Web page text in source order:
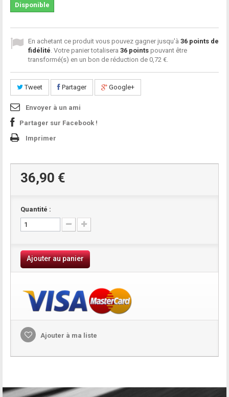
Disponible
En achetant ce produit vous pouvez gagner jusqu'à 36 points de
fidélité . Votre panier totalisera 36 points pouvant être
transformé(s) en un bon de réduction de 0,72 €
Tweet Partager Google+
Envoyer à un ami
Partager sur Facebook !
Imprimer
36,90 €
Quantité :
Ajouter au panier
Ajouter à ma liste